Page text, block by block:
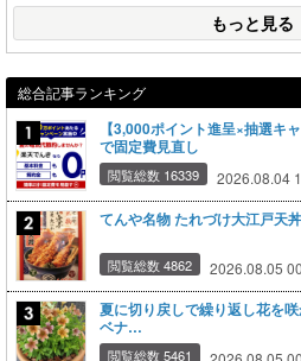
もっと見る
総合記事ランキング
【3,000ポイント進呈×抽選キ
で固定費見直し
閲覧総数 16339 2026.08.04
てんや名物 たれづけ大江戸天丼
閲覧総数 4862 2026.08.05
夏に切り戻しで繰り返し花を
ベナ…
閲覧総数 5461